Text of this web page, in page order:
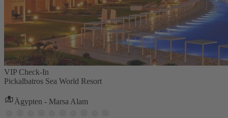
VIP Check-In
Pickalbatros Sea World Resort
Ägypten - Marsa Alam